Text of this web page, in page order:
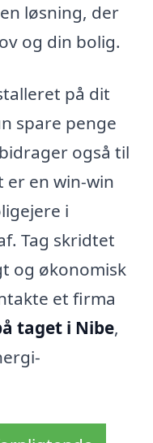
løsning, der
og din bolig.
på dit
spare penge
også til
en win-win
i
Tag skridtet
og økonomisk
et firma
taget i Nibe,